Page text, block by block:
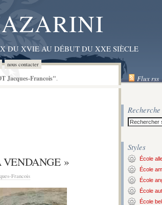
DU XVIE AU DÉBUT DU XXE SIÈCLE
nous contacter
Jacques-Francois". Flux rss
VENDANGE »
Francois
Recherche
Styles
École
École
École
École
École